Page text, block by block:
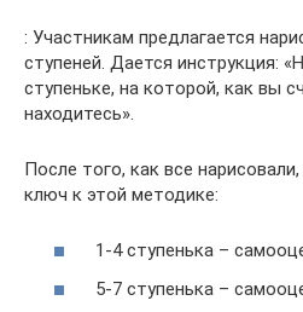
: Участникам предлагается
ступеней. Дается инструкция:
ступеньке, на которой, как вы
находитесь».
После того, как все
ключ к этой методике:
1-4 ступенька –
5-7 ступенька –